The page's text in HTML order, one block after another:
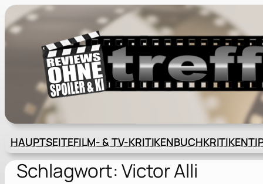
Zum
Inhalt
springen
HAUPTSEITEFILM- & TV-KRITIKENBUCHKRITIKEN
Schlagwort:Victor Alli